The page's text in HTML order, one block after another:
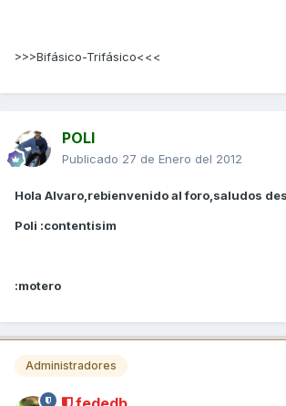
>>>Bifásico-Trifásico<<<
POLI
Publicado 27 de Enero del 2012
Hola Alvaro,rebienvenido al foro,saludos
Poli :contentisim
:motero
Administradores